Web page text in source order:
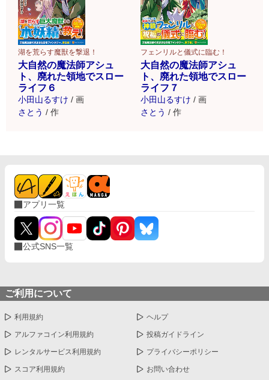
湖を荒らす魔獣を撃退！
大自然の魔法師アシュ
ト、廃れた領地でスロー
ライフ６
小田山るすけ / 画
さとう / 作
フェンリルと儀式に臨む！
大自然の魔法師アシュ
ト、廃れた領地でスロー
ライフ７
小田山るすけ / 画
さとう / 作
アプリ一覧
公式SNS一覧
ご利用について
利用規約 ヘルプ
アルファコイン利用規約 投稿ガイドライン
レンタルサービス利用規約 プライバシーポリシー
スコア利用規約 お問い合わせ